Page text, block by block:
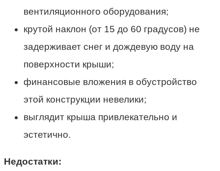
вентиляционного оборудования;
крутой наклон (от 15 до 60 градусов) не
задерживает снег и дождевую воду на
поверхности крыши;
финансовые вложения в обустройство
этой конструкции невелики;
выглядит крыша привлекательно и
эстетично.
Недостатки: